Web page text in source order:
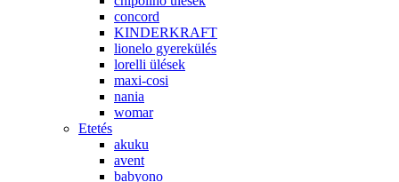
concord
KINDERKRAFT
lionelo gyerekülés
lorelli ülések
maxi-cosi
nania
womar
Etetés
akuku
avent
babyono